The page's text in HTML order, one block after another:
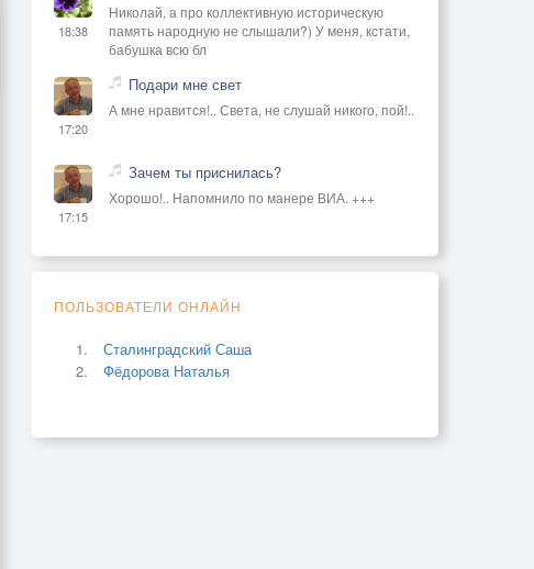
18:38
Николай, а про коллективную историческую
память народную не слышали?) У меня, кстати,
бабушка всю бл
17:20
Подари мне свет
А мне нравится!.. Света, не слушай никого, пой!..
17:15
Зачем ты приснилась?
Хорошо!.. Напомнило по манере ВИА. +++
ПОЛЬЗОВАТЕЛИ ОНЛАЙН
Сталинградский Саша
Фёдорова Наталья